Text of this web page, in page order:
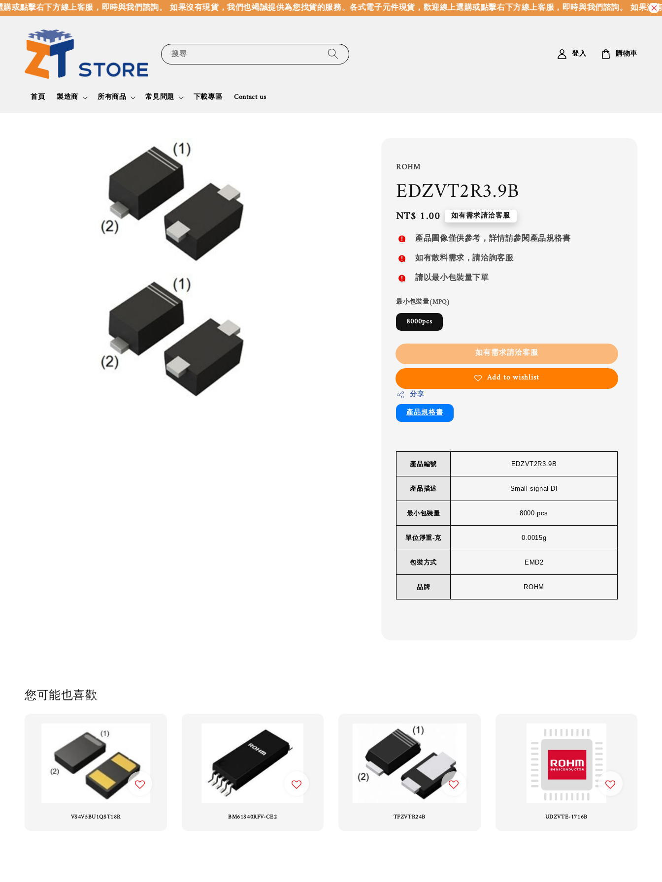
點擊右下方線上客服，即時與我們諮詢。 如果沒有現貨，我們也竭誠提供為您找貨的服務。各式電子元件現貨，歡迎線上選購或點擊右下方線上客服，即時與我們諮詢。 如果沒有
搜尋
首頁 製造商 所有商品 常見問題 下載專區 Contact us
登入 購物車
ROHM
EDZVT2R3.9B
Regular
price
NT$ 1.00 如有需求請洽客服
產品圖像僅供參考，詳情請參閱產品規格書
如有散料需求，請洽詢客服
請以最小包裝量下單
最小包裝量(MPQ)
8000pcs
如有需求請洽客服
Add to wishlist
分享
產品規格書
產品編號 EDZVT2R3.9B
產品描述 Small signal DI
最小包裝量 8000 pcs
單位淨重-克 0.0015g
包裝方式 EMD2
品牌 ROHM
您可能也喜歡
VS4V5BU1QST18R BM61S40RFV-CE2 TFZVTR24B UDZVTE-1716B